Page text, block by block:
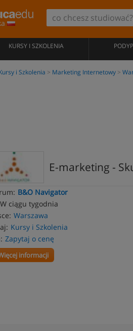
KURSY I SZKOLENIA
i Szkolenia Marketing Internetowy
E-marketing -
B&O Navigator
W ciągu tygodnia
Warszawa
Kursy i Szkolenia
Zapytaj o cenę
informacji